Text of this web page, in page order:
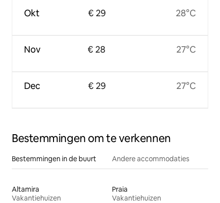
Okt
Nov
Dec
€ 29
€ 28
€ 29
28°C
27°C
27°C
Bestemmingen om te verkennen
Bestemmingen in de buurt Andere accommodaties
Altamira
Vakantiehuizen
Praia
Vakantiehuizen